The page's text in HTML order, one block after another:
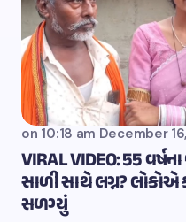
on 10:18 am December
VIRAL VIDEO: 55
સાળી સાથે લગ્ન?
સળગ્યું